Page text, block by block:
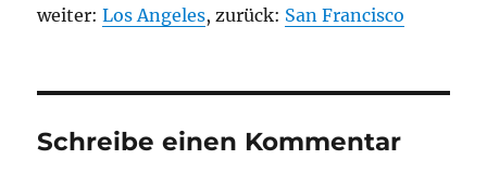
weiter:Los Angeles, zurück: San Francisco
Schreibe einen Kommentar